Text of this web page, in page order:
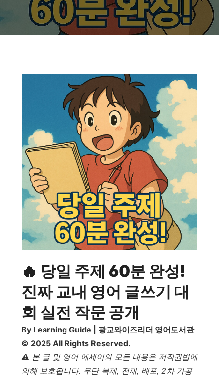
🔥 당일 주제 60분 완성!
진짜 교내 영어 글쓰기 대
회 실전 작문 공개
By Learning Guide | 광교와이즈리더 영어도서관
© 2025 All Rights Reserved.
⚠️ 본 글 및 영어 에세이의 모든 내용은 저작권법에
의해 보호됩니다. 무단 복제, 전재, 배포, 2차 가공